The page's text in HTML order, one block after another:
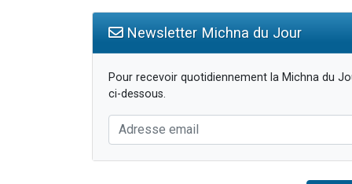
Newsletter Michna du Jour
Pour recevoir quotidiennement la Michna du
ci-dessous.